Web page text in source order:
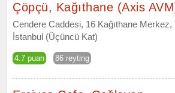
Çöpçü, Kağıthane (Axis
Cendere Caddesi, 16 Kağıthane Merkez,
İstanbul (Üçüncü Kat)
4.7 puan 86 reyting